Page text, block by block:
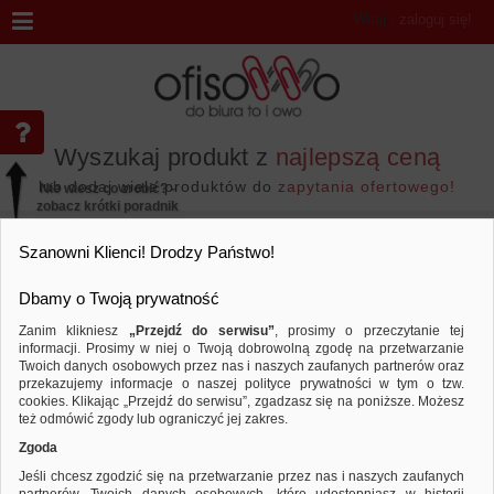
Wyszukaj produkt z najlepszą ceną
lub dodaj wiele produktów do zapytania ofertowego!
Witaj ,
Akcesoria komputerowe Nośniki danych
Porównaj Sortuj według
Nie wiesz co zrobić? -
zobacz krótki poradnik
Szanowni Klienci! Drodzy Państwo!
Dbamy o Twoją prywatność
Zanim klikniesz „Przejdź do serwisu”, prosimy o przeczytanie tej
informacji. Prosimy w niej o Twoją dobrowolną zgodę na przetwarzanie
Twoich danych osobowych przez nas i naszych zaufanych partnerów oraz
przekazujemy informacje o naszej polityce prywatności w tym o tzw.
cookies. Klikając „Przejdź do serwisu”, zgadzasz się na poniższe. Możesz
też odmówić zgody lub ograniczyć jej zakres.
Zgoda
Jeśli chcesz zgodzić się na przetwarzanie przez nas i naszych zaufanych